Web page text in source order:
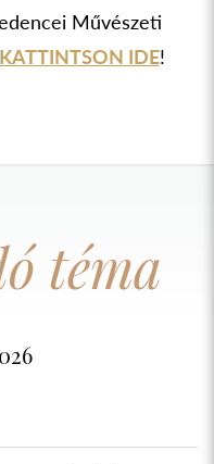
Művészeti
KATTINTSON IDE!
téma